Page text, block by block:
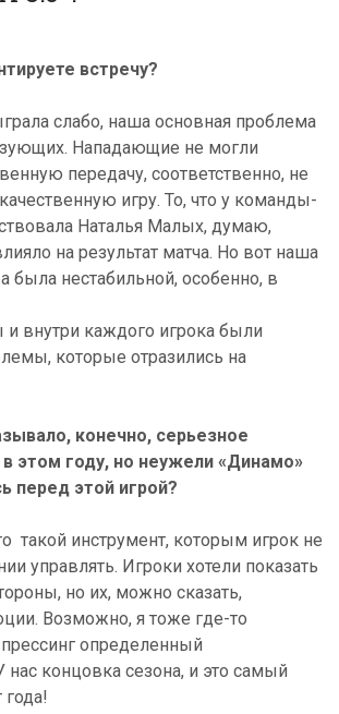
встречу?
слабо, наша основная проблема
Нападающие не могли
передачу, соответственно, не
игру. То, что у команды-
Наталья Малых, думаю,
на результат матча. Но вот наша
была нестабильной, особенно, в
внутри каждого игрока были
которые отразились на
конечно, серьезное
этом году, но неужели «Динамо»
перед этой игрой?
такой инструмент, которым игрок не
управлять. Игроки хотели показать
но их, можно сказать,
Возможно, я тоже где-то
определенный
нас концовка сезона, и это самый